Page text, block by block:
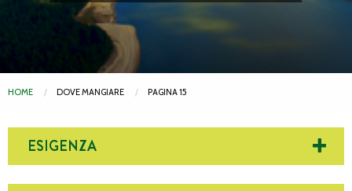
HOME DOVE MANGIARE PAGINA 15
ESIGENZA